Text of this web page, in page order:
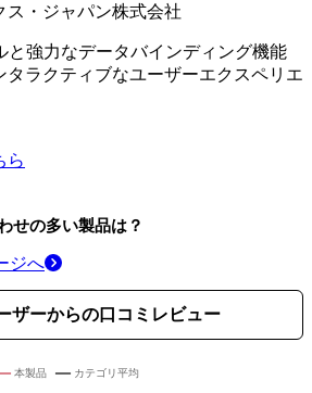
ス・ジャパン株式会社
と強力なデータバインディング機能
タラクティブなユーザーエクスペリエ
ら
せの多い製品は？
ジへ
ザーからの口コミレビュー